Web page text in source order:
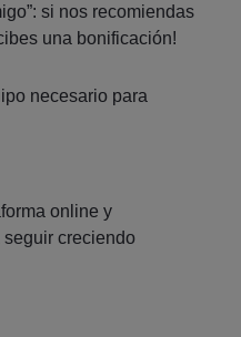
si nos recomiendas
una bonificación!
necesario para
online y
creciendo